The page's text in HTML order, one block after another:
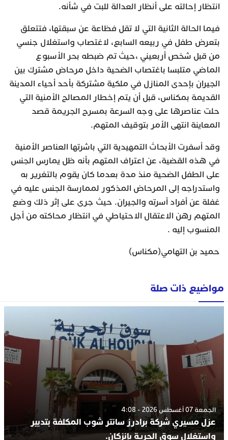
انتظار إحالته على أنظار العدالة للبت في شأنه.
فيما الحالة الثانية التي لا تقل فظاعة عن سبقتها، فتتعلق
بتعرض طفل في ربيعه السابع، لاغتصاب واستغلال جنسي
من قبل شخص أربعيني ،حيث تم ضبطه بحر الأسبوع
الماضي متلبسا باغتصاب الضحية داخل مرحاض مشترك بين
الجيران بإحدى المنازل في ملكية مشتركة بأحد أحياء المدينة
القديمة بمكناس، قبل أن يتم إخطار المصالح الأمنية التي
حلت عناصرها على وجه السرعة بمسرح الجريمة قصد
المعاينة انتهى الأمر بتوقيف المتهم.
وقد أسفرت الأبحاث التمهيدية التي باشرتها العناصر الأمنية
في هذه القضية، عن اعتراف المتهم بأنه ظل يمارس الجنس
على الطفل الضحية منذ مدة بعدما كان يقوم بالتغرير به
واستدراجه إلى المرحاض المذكور لممارسة الجنس عليه في
غفلة عن أفراد أسرته والجيران. حيث جرى على إثر ذلك وضع
المتهم رهن الاعتقال الاحتياطي في انتظار محاكته من أجل
المنسوب إليه .
حميد بن التهامي(مكناس)
مواضيع ذات صلة
الجمعة 07 أغسطس 2026 - 4:08
عزل مسيري شركة برادرز سانتر شوب المكلفة بتدبير
واستغلال سوق الحرية بإنزكان.